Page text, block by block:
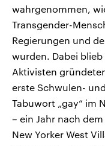
wahrgenommen,
Transgender-
Regierungen und
wurden. Dabei
Aktivisten
erste Schwulen-
Tabuwort „gay“ im
– ein Jahr nach
New Yorker West